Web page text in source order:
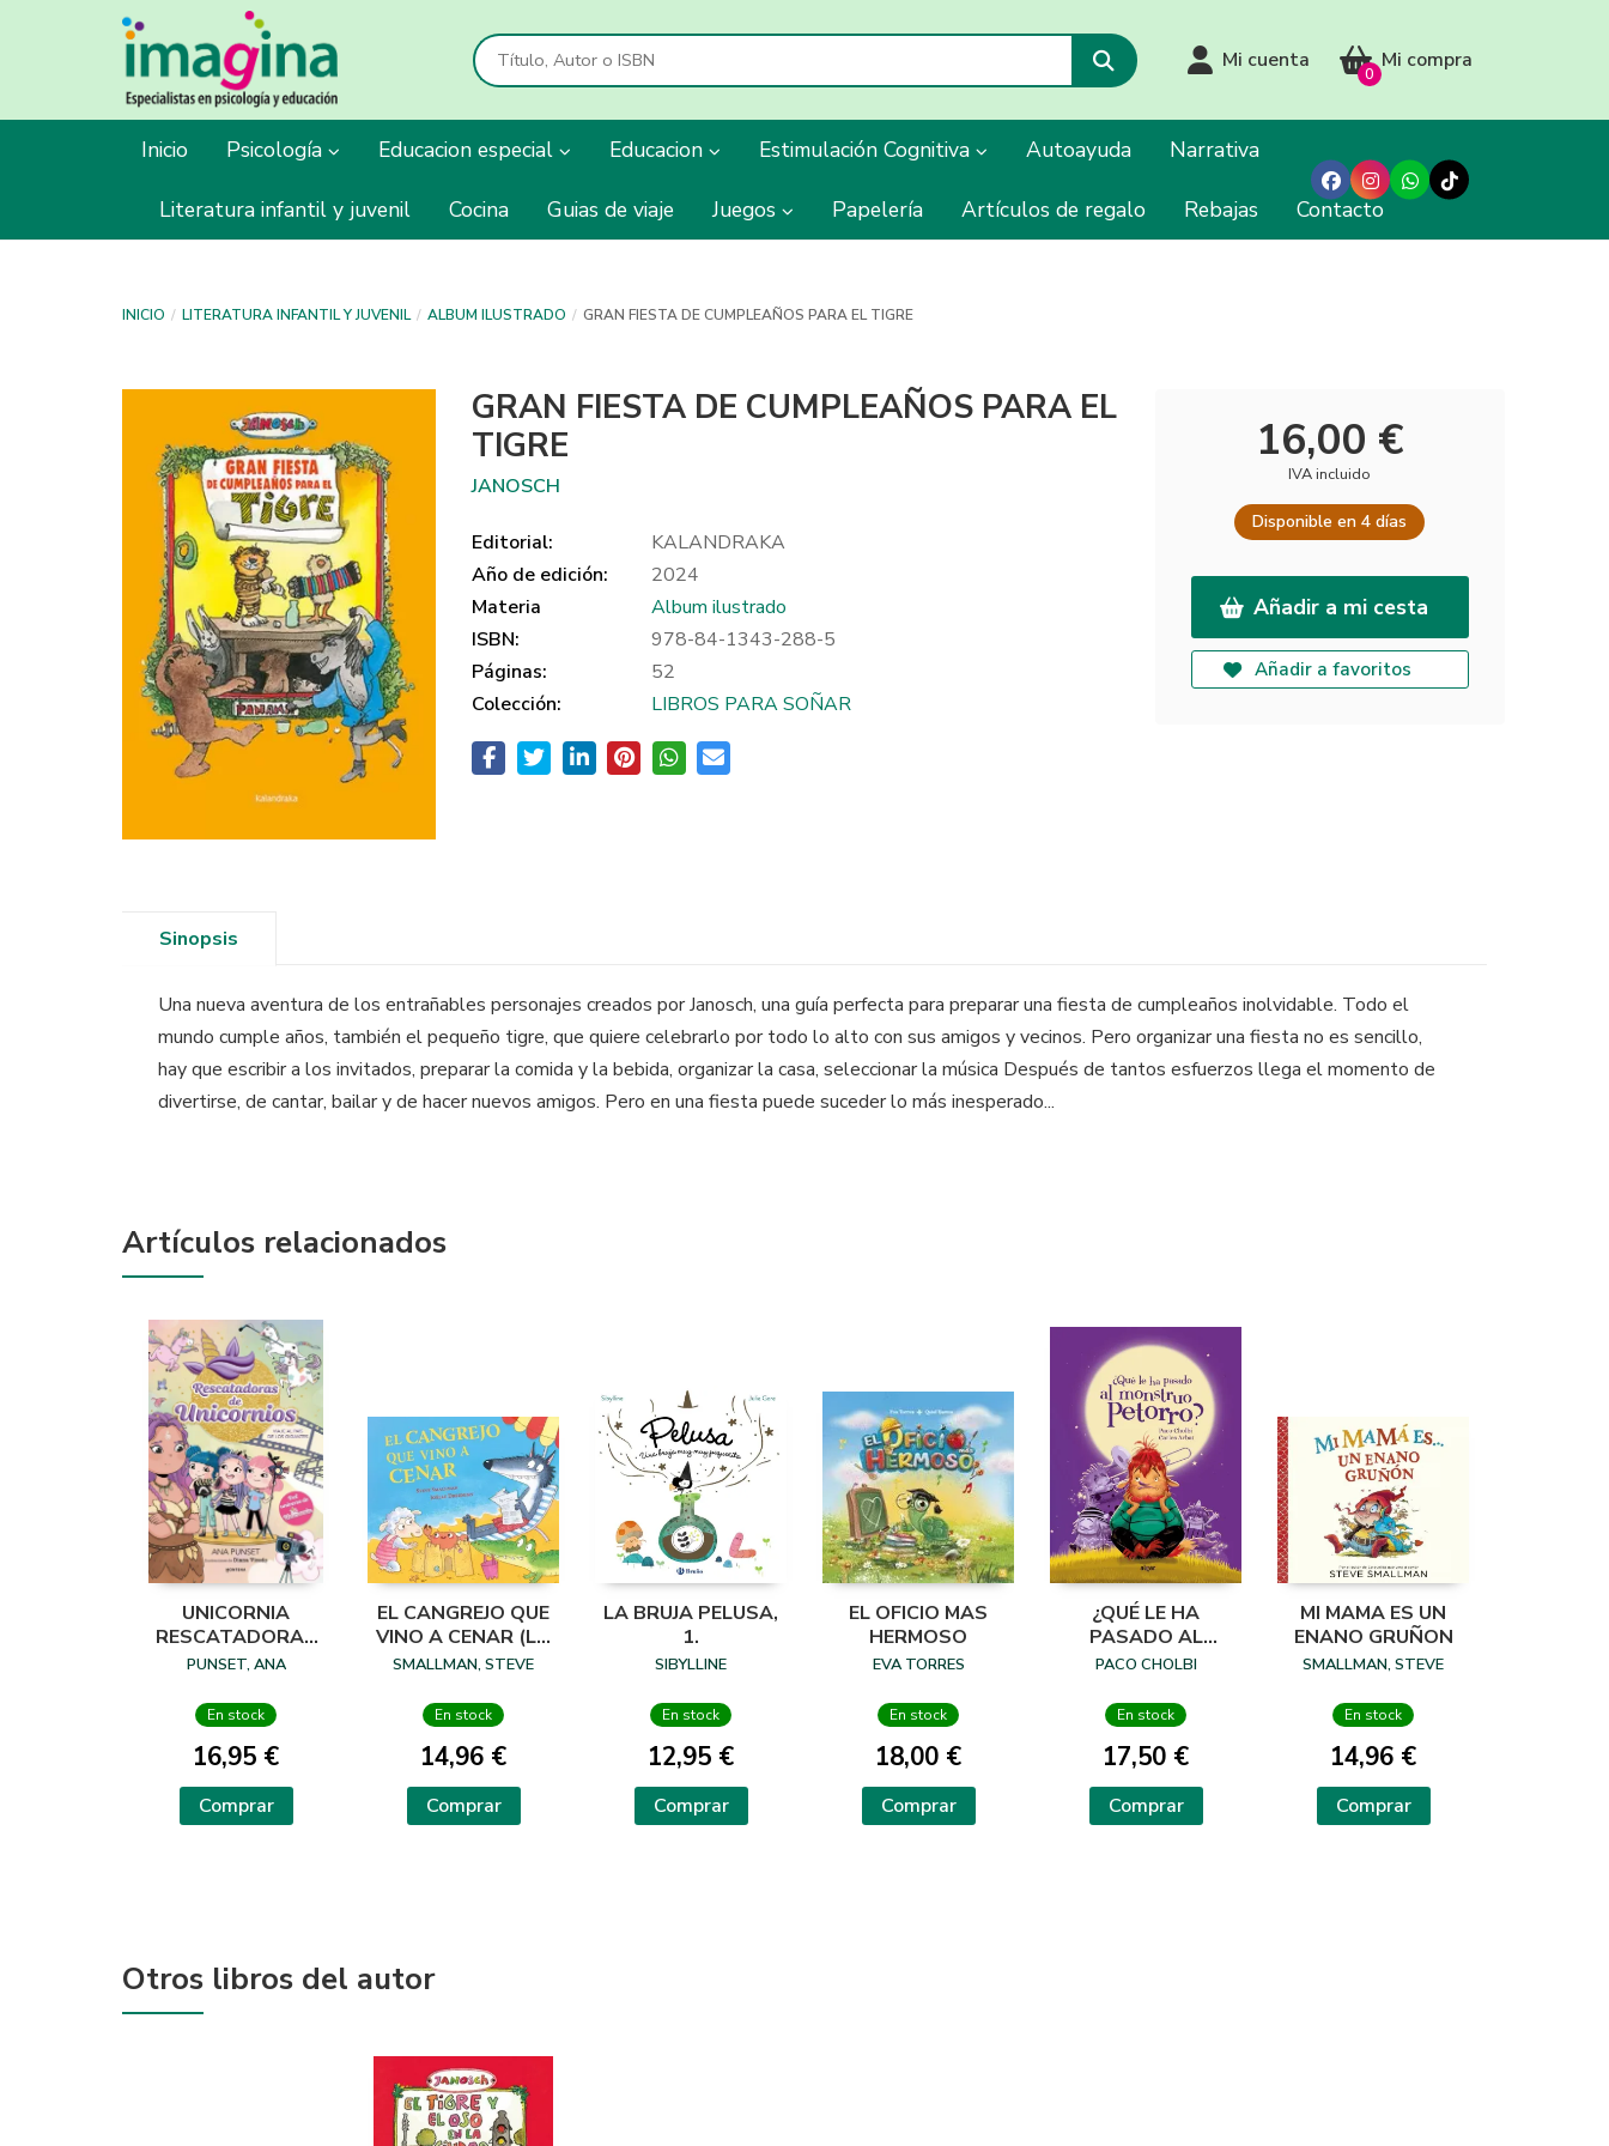
Mi cuenta Mi compra
0
Inicio Psicología Educacion especial Educacion Estimulación Cognitiva Autoayuda Narrativa
Literatura infantil y juvenil Cocina Guias de viaje Juegos Papelería Artículos de regalo Rebajas Contacto
INICIO LITERATURA INFANTIL Y JUVENIL ALBUM ILUSTRADO GRAN FIESTA DE CUMPLEAÑOS PARA EL TIGRE
GRAN FIESTA DE CUMPLEAÑOS PARA EL
TIGRE
JANOSCH
Editorial:
KALANDRAKA
Año de edición:
2024
Materia
Album ilustrado
ISBN:
978-84-1343-288-5
Páginas:
52
Colección:
LIBROS PARA SOÑAR
16,00 €
IVA incluido
Disponible en 4 días
Añadir a mi cesta
Añadir a favoritos
Sinopsis
Una nueva aventura de los entrañables personajes creados por Janosch, una guía perfecta para preparar una fiesta de cumpleaños inolvidable. Todo el
mundo cumple años, también el pequeño tigre, que quiere celebrarlo por todo lo alto con sus amigos y vecinos. Pero organizar una fiesta no es sencillo,
hay que escribir a los invitados, preparar la comida y la bebida, organizar la casa, seleccionar la música Después de tantos esfuerzos llega el momento de
divertirse, de cantar, bailar y de hacer nuevos amigos. Pero en una fiesta puede suceder lo más inesperado...
Artículos relacionados
UNICORNIA
RESCATADORAS
10. GIGANTES
PUNSET, ANA
En stock
16,95 €
Comprar
EL CANGREJO QUE
VINO A CENAR (LA
OVEJITA QUE VINO
SMALLMAN, STEVE
En stock
14,96 €
Comprar
LA BRUJA PELUSA,
1.
SIBYLLINE
En stock
12,95 €
Comprar
EL OFICIO MAS
HERMOSO
EVA TORRES
En stock
18,00 €
Comprar
¿QUÉ LE HA
PASADO AL
MONSTRUO
PACO CHOLBI
En stock
17,50 €
Comprar
MI MAMA ES UN
ENANO GRUÑON
SMALLMAN, STEVE
En stock
14,96 €
Comprar
Otros libros del autor